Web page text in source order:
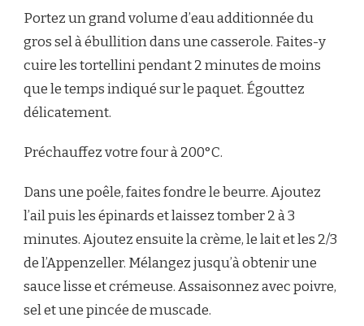
Portez un grand volume d’eau additionnée du
gros sel à ébullition dans une casserole. Faites-y
cuire les tortellini pendant 2 minutes de moins
que le temps indiqué sur le paquet. Égouttez
délicatement.
Préchauffez votre four à 200°C.
Dans une poêle, faites fondre le beurre. Ajoutez
l’ail puis les épinards et laissez tomber 2 à 3
minutes. Ajoutez ensuite la crème, le lait et les 2/3
de l’Appenzeller. Mélangez jusqu’à obtenir une
sauce lisse et crémeuse. Assaisonnez avec poivre,
sel et une pincée de muscade.